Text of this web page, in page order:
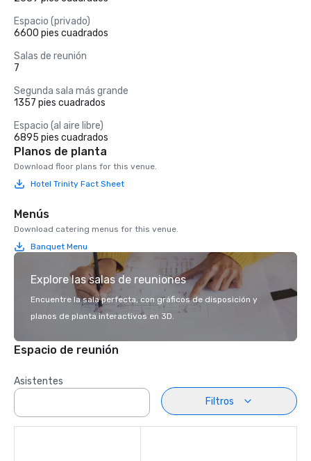
Espacio (privado)
6600 pies cuadrados
Salas de reunión
7
Segunda sala más grande
1357 pies cuadrados
Espacio (al aire libre)
6895 pies cuadrados
Planos de planta
Download floor plans for this venue.
Hotel Trinity Fact Sheet
Menús
Download catering menus for this venue.
Banquet Menu
Explore las salas de reuniones
Encuentre la sala perfecta, con gráficos de disposición y
planos de planta interactivos en 3D.
Espacio de reunión
Asistentes
Filtros